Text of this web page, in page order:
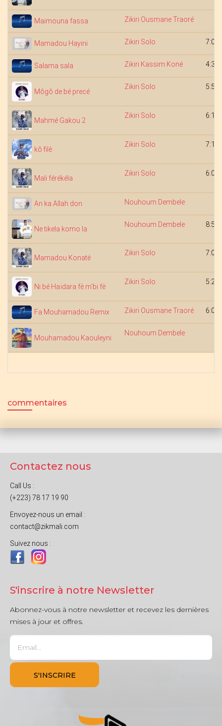
Maimouna fassa Zikiri Ousmane Traoré
Mamadou Hayini Zikiri Solo 7:09
Salama sala Zikiri Kassim Koné 4:39
Môgô de bé precé
Zikiri Solo 5:56
Mahmé Gakou 2
Zikiri Solo 6:15
kô filè
Zikiri Solo 7:15
Mali férékéla
Zikiri Solo 6:00
An ka Allah don Nouhoum Dembele
Ne tikela komo la
Nouhoum Dembele 8:51
Mamadou Konaté
Zikiri Solo 7:00
Ni bé Haïdara fè m'bi fè
Zikiri Solo 5:24
Fa Mouhamadou Remix Zikiri Ousmane Traoré 6:03
Mouhamadou Kaouleyni
Nouhoum Dembele
commentaires
Contactez nous
Call Us :
(+223) 78 17 19 90
Envoyez-nous un email :
contact@zikmali.com
Suivez nous :
S'inscrire à notre Newsletter
Abonnez-vous à notre newsletter et recevez les dernières
mises à jour et offres.